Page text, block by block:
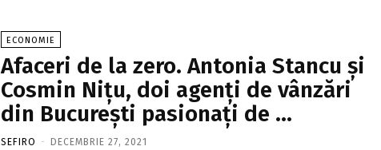
ECONOMIE
Afaceri de la zero. Antonia Stancu şi
Cosmin Niţu, doi agenţi de vânzări
din Bucureşti pasionaţi de …
SEFIRO - DECEMBRIE 27, 2021